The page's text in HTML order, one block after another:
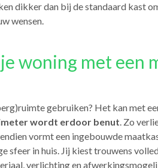
dikker dan bij de standaard kast
wensen.
woning met een
gebruiken? Het kan met
wordt erdoor benut. Zo
vormt een ingebouwde
sfeer in huis. Jij kiest trouwens
verlichting en